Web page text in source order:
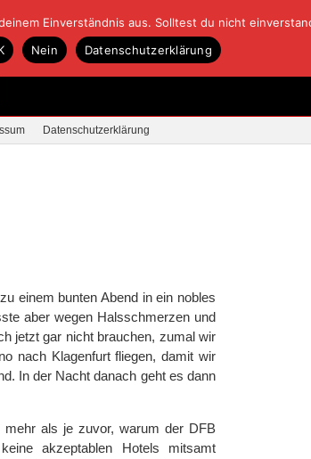
Datenschutzerklärung
einem bunten Abend in ein nobles
aber wegen Halsschmerzen und
jetzt gar nicht brauchen, zumal wir
nach Klagenfurt fliegen, damit wir
In der Nacht danach geht es dann
als je zuvor, warum der DFB
akzeptablen Hotels mitsamt
Einverständnis aus. Solltest du nicht
Nein Datenschutzerklärung